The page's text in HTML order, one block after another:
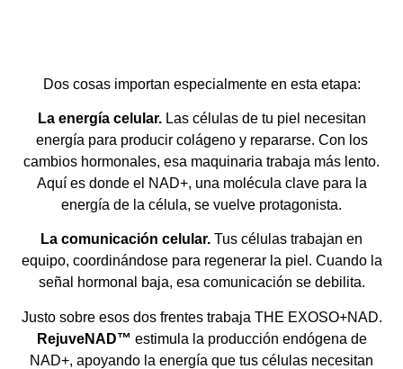
Dos cosas importan especialmente en esta etapa:
La energía celular.Las células de tu piel necesitan
energía para producir colágeno y repararse. Con los
cambios hormonales, esa maquinaria trabaja más lento.
Aquí es donde el NAD+, una molécula clave para la
energía de la célula, se vuelve protagonista.
La comunicación celular. Tus células trabajan en
equipo, coordinándose para regenerar la piel. Cuando la
señal hormonal baja, esa comunicación se debilita.
Justo sobre esos dos frentes trabaja THE EXOSO+NAD.
RejuveNAD™ estimula la producción endógena de
NAD+, apoyando la energía que tus células necesitan